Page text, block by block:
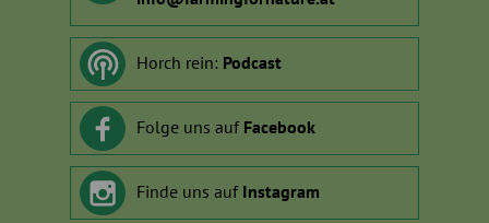
Horch rein: Podcast
Folge uns auf Facebook
Finde uns auf Instagram